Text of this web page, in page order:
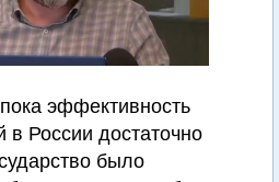
эффективность
в России достаточно
было